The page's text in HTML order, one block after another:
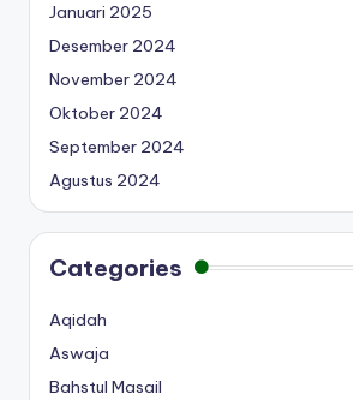
Januari 2025
Desember 2024
November 2024
Oktober 2024
September 2024
Agustus 2024
Categories
Aqidah
Aswaja
Bahstul Masail